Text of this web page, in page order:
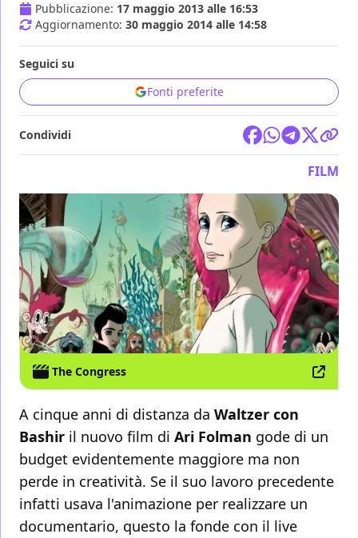
Pubblicazione: 17 maggio 2013 alle 16:53
Aggiornamento: 30 maggio 2014 alle 14:58
Seguici su
Fonti preferite
Condividi
FILM
The Congress
A cinque anni di distanza da Waltzer con
Bashir il nuovo film di Ari Folman gode di un
budget evidentemente maggiore ma non
perde in creatività. Se il suo lavoro precedente
infatti usava l'animazione per realizzare un
documentario, questo la fonde con il live